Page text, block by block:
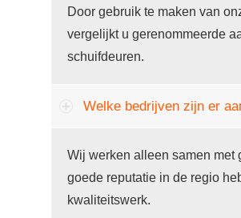
Door gebruik te maken van
vergelijkt u gerenommeerde
schuifdeuren.
Welke bedrijven zijn er
Wij werken alleen samen met
goede reputatie in de regio
kwaliteitswerk.